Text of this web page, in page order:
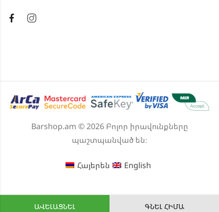
ԱՎԵԼԱՑՆԵԼ ԳՆԵԼ ՀԻՄԱ
Barshop.am © 2026 Բոլոր իրավունքները
պաշտպանված են։
Հայերեն English